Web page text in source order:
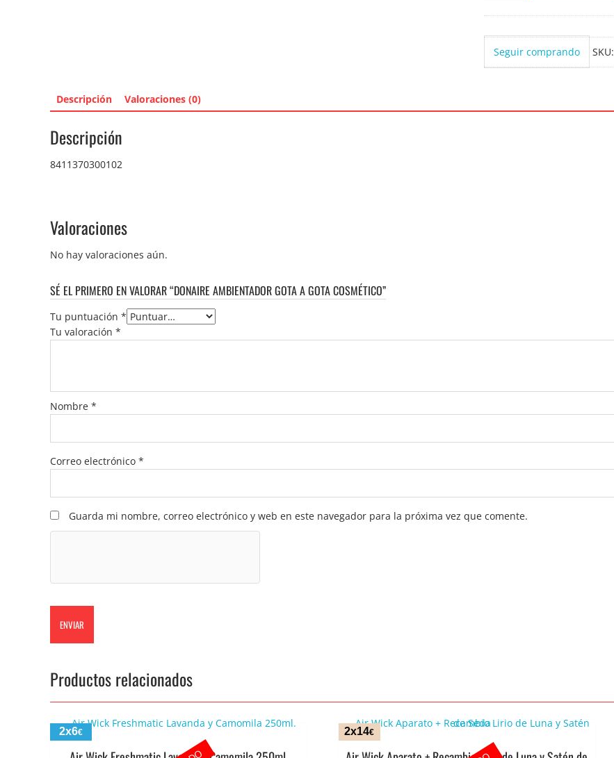
Gota
Cosmético
cantidad
Seguir comprando SKU:
Descripción Valoraciones (0)
Descripción
8411370300102
Valoraciones
No hay valoraciones aún.
SÉ EL PRIMERO EN VALORAR “DONAIRE AMBIENTADOR GOTA A GOTA COSMÉTICO”
Tu puntuación *
Tu valoración *
Nombre *
Correo electrónico *
Guarda mi nombre, correo electrónico y web en este navegador para la próxima vez que comente.
Productos relacionados
2x6€ 2x14€